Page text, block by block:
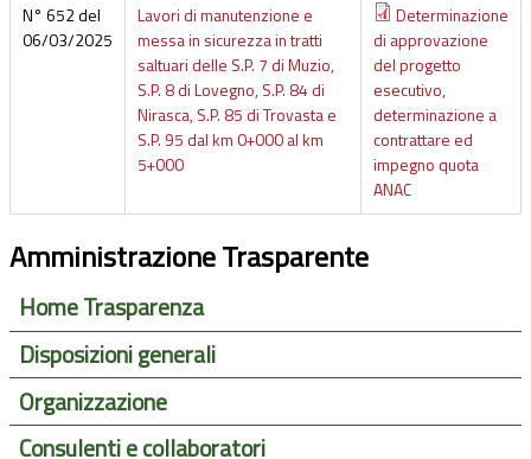
N° 652 del
06/03/2025
Lavori di manutenzione e
messa in sicurezza in tratti
saltuari delle S.P. 7 di Muzio,
S.P. 8 di Lovegno, S.P. 84 di
Nirasca, S.P. 85 di Trovasta e
S.P. 95 dal km 0+000 al km
5+000
Determinazione
di approvazione
del progetto
esecutivo,
determinazione a
contrattare ed
impegno quota
ANAC
Amministrazione Trasparente
Home Trasparenza
Disposizioni generali
Organizzazione
Consulenti e collaboratori